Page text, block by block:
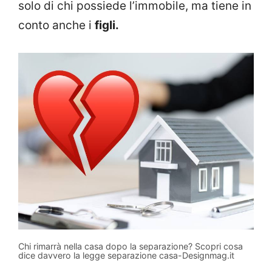
solo di chi possiede l’immobile, ma tiene in
conto anche i figli.
Chi rimarrà nella casa dopo la separazione? Scopri cosa
dice davvero la legge separazione casa-Designmag.it